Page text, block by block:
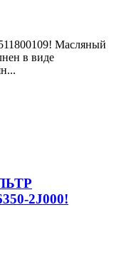
Масляный
в виде
2J000!